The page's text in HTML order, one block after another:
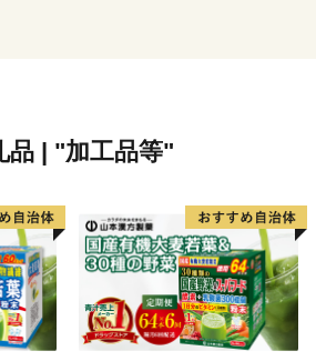
品 | "加工品等"